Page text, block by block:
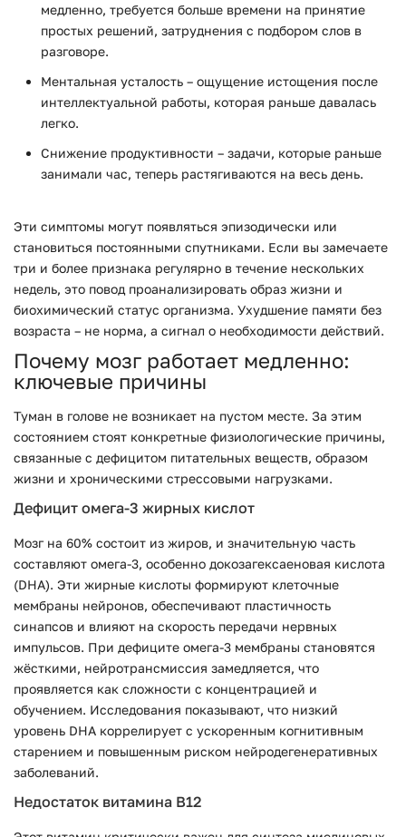
медленно, требуется больше времени на принятие
простых решений, затруднения с подбором слов в
разговоре.
Ментальная усталость – ощущение истощения после
интеллектуальной работы, которая раньше давалась
легко.
Снижение продуктивности – задачи, которые раньше
занимали час, теперь растягиваются на весь день.
Эти симптомы могут появляться эпизодически или
становиться постоянными спутниками. Если вы замечаете
три и более признака регулярно в течение нескольких
недель, это повод проанализировать образ жизни и
биохимический статус организма. Ухудшение памяти без
возраста – не норма, а сигнал о необходимости действий.
Почему мозг работает медленно:
ключевые причины
Туман в голове не возникает на пустом месте. За этим
состоянием стоят конкретные физиологические причины,
связанные с дефицитом питательных веществ, образом
жизни и хроническими стрессовыми нагрузками.
Дефицит омега-3 жирных кислот
Мозг на 60% состоит из жиров, и значительную часть
составляют омега-3, особенно докозагексаеновая кислота
(DHA). Эти жирные кислоты формируют клеточные
мембраны нейронов, обеспечивают пластичность
синапсов и влияют на скорость передачи нервных
импульсов. При дефиците омега-3 мембраны становятся
жёсткими, нейротрансмиссия замедляется, что
проявляется как сложности с концентрацией и
обучением. Исследования показывают, что низкий
уровень DHA коррелирует с ускоренным когнитивным
старением и повышенным риском нейродегенеративных
заболеваний.
Недостаток витамина B12